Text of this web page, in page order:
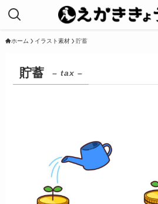
ホーム イラスト素材 貯蓄
貯蓄 – tax –